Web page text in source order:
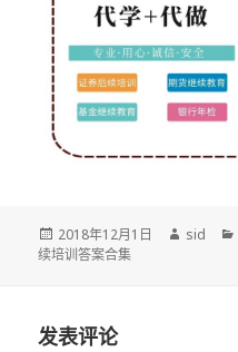
发
布
2018年12月1日
作
sid
续培训答案合集
发表评论